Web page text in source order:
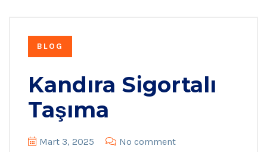
BLOG
Kandıra Sigortalı
Taşıma
Mart 3, 2025 No comment